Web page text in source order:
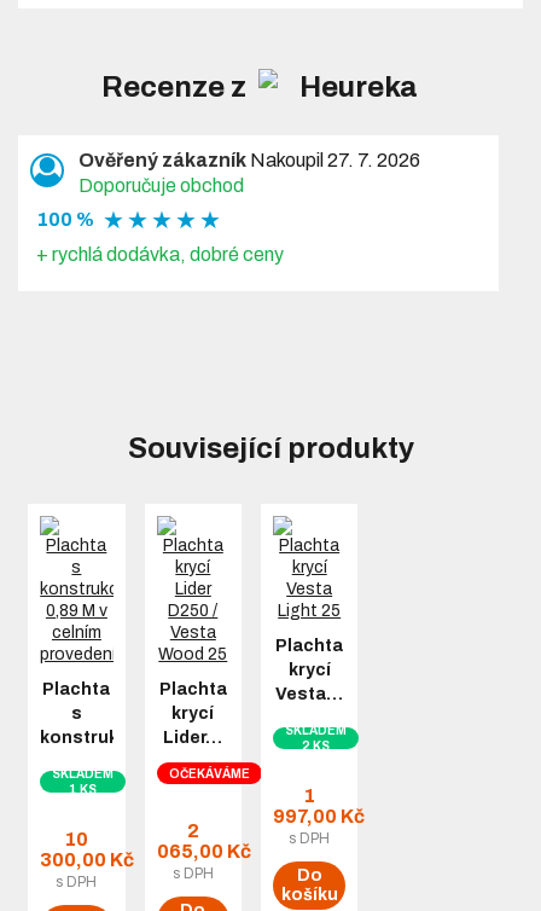
Recenze z
Ověřený zákazník Nakoupil 27. 7. 2026
Doporučuje obchod
100 % ★ ★ ★ ★ ★
+ rychlá dodávka, dobré ceny
Související produkty
Plachta
s
konstrukcí…
SKLADEM
1 KS
10
300,00 Kč
s DPH
Plachta
krycí
Lider…
OČEKÁVÁME
2
065,00 Kč
s DPH
Plachta
krycí
Vesta…
SKLADEM
2 KS
1
997,00 Kč
s DPH
Do
košíku